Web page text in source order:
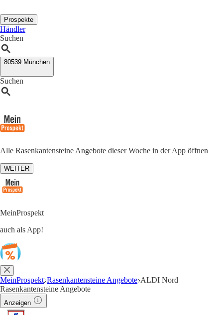
Prospekte
Händler
Suchen
80539 München
Suchen
Alle Rasenkantensteine Angebote dieser Woche in der App öffnen
WEITER
MeinProspekt
auch als App!
MeinProspekt Rasenkantensteine Angebote ALDI Nord
Rasenkantensteine Angebote
Anzeigen